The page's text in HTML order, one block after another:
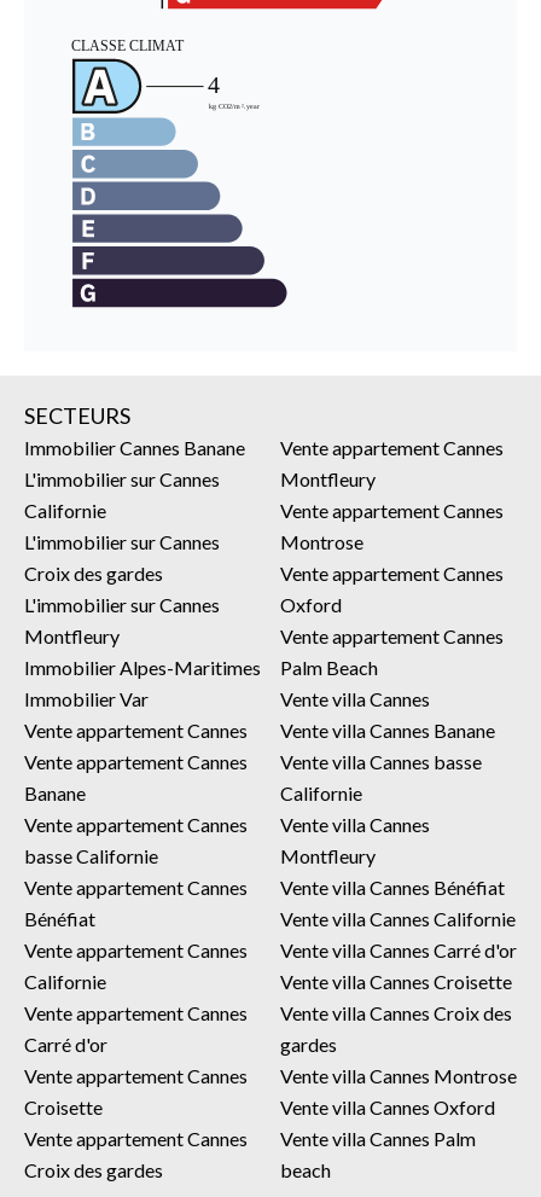
SECTEURS
Immobilier Cannes Banane
L'immobilier sur Cannes
Californie
L'immobilier sur Cannes
Croix des gardes
L'immobilier sur Cannes
Montfleury
Immobilier Alpes-Maritimes
Immobilier Var
Vente appartement Cannes
Vente appartement Cannes
Banane
Vente appartement Cannes
basse Californie
Vente appartement Cannes
Bénéfiat
Vente appartement Cannes
Californie
Vente appartement Cannes
Carré d'or
Vente appartement Cannes
Croisette
Vente appartement Cannes
Croix des gardes
Vente appartement Cannes
Montfleury
Vente appartement Cannes
Montrose
Vente appartement Cannes
Oxford
Vente appartement Cannes
Palm Beach
Vente villa Cannes
Vente villa Cannes Banane
Vente villa Cannes basse
Californie
Vente villa Cannes
Montfleury
Vente villa Cannes Bénéfiat
Vente villa Cannes Californie
Vente villa Cannes Carré d'or
Vente villa Cannes Croisette
Vente villa Cannes Croix des
gardes
Vente villa Cannes Montrose
Vente villa Cannes Oxford
Vente villa Cannes Palm
beach